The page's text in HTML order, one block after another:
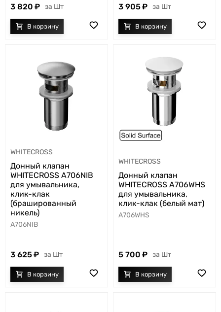
3 820 Шт 3 905 Шт
WHITECROSS
Донный клапан
WHITECROSS A706NIB
для умывальника,
клик-клак
(брашированный
никель)
A706NIB
3 625 Шт
WHITECROSS
Донный клапан
WHITECROSS A706WHS
для умывальника,
клик-клак (белый мат)
A706WHS
5 700 Шт